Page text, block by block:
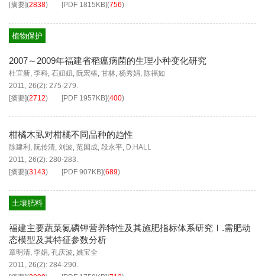
[摘要](2838) [PDF 1815KB](756)
植物保护
2007～2009年福建省稻瘟病菌的生理小种变化研究
杜宜新, 李科, 石妞妞, 阮宏椿, 甘林, 杨秀娟, 陈福如
2011, 26(2): 275-279.
[摘要](2712) [PDF 1957KB](400)
柑橘木虱对柑橘不同品种的趋性
陈建利 , 阮传清, 刘波, 范国成, 段永平, D.HALL
2011, 26(2): 280-283.
[摘要](3143) [PDF 907KB](689)
土壤肥料
福建主要蔬菜氮磷钾营养特性及其施肥指标体系研究Ⅰ.需肥动
态模型及其特征参数分析
章明清, 李娟, 孔庆波, 姚宝全
2011, 26(2): 284-290.